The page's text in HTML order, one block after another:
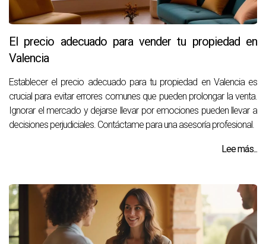
El precio adecuado para vender tu propiedad en
Valencia
Establecer el precio adecuado para tu propiedad en Valencia es
crucial para evitar errores comunes que pueden prolongar la venta.
Ignorar el mercado y dejarse llevar por emociones pueden llevar a
decisiones perjudiciales. Contáctame para una asesoría profesional.
Lee más...